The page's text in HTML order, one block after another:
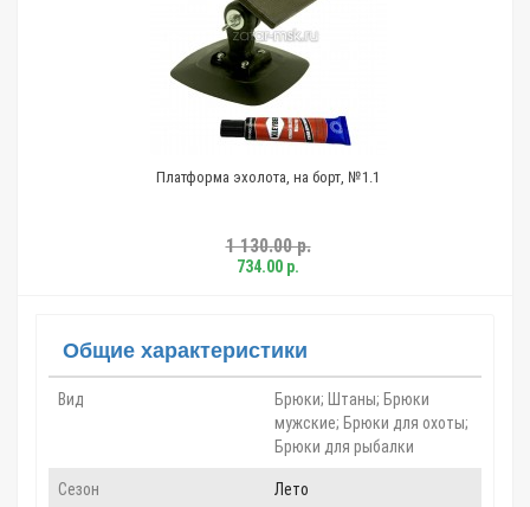
Платформа эхолота, на борт, №1.1
1 130.00 р.
734.00 р.
Общие характеристики
Вид
Брюки; Штаны; Брюки
мужские; Брюки для охоты;
Брюки для рыбалки
Сезон Лето